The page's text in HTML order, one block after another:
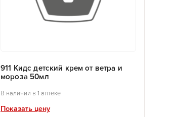
911 Кидс детский крем от ветра и
мороза 50мл
В наличии в 1 аптеке
Показать цену